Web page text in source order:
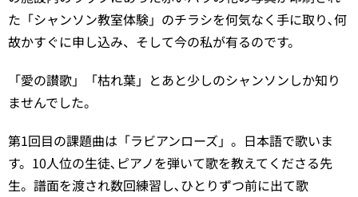
た「シャンソン教室体験」のチラシを何気なく手に取り､何
故かすぐに申し込み、そして今の私が有るのです。
「愛の讃歌」「枯れ葉」とあと少しのシャンソンしか知り
ませんでした。
第1回目の課題曲は「ラビアンローズ」。日本語で歌いま
す。10人位の生徒､ピアノを弾いて歌を教えてくださる先
生。譜面を渡され数回練習し､ひとりずつ前に出て歌